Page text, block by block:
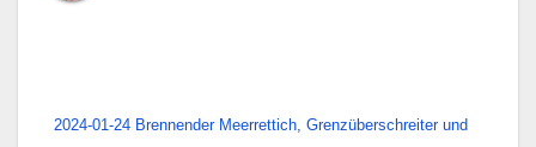
2024-01-24 Brennender Meerrettich, Grenzüberschreiter und